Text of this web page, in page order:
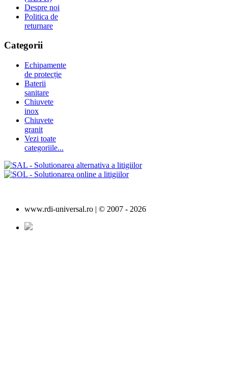
Despre noi
Politica de
returnare
Categorii
Echipamente
de protecție
Baterii
sanitare
Chiuvete
inox
Chiuvete
granit
Vezi toate
categoriile...
www.rdi-universal.ro | © 2007 - 2026